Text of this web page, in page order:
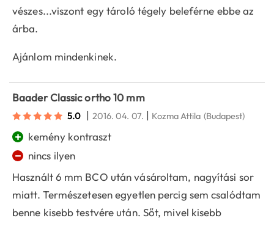
vészes...viszont egy tároló tégely beleférne ebbe az
árba.
Ajánlom mindenkinek.
Baader Classic ortho 10 mm
5.0 | 2016. 04. 07. | Kozma Attila (Budapest)
+ kemény kontraszt
−
nincs ilyen
Használt 6 mm BCO után vásároltam, nagyítási sor
miatt. Természetesen egyetlen percig sem csalódtam
benne kisebb testvére után. Sőt, mivel kisebb